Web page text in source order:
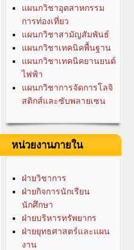
แผนกวิชาอุตสาหกรรม
การท่องเที่ยว
แผนกวิชาสามัญสัมพันธ์
แผนกวิชาเทคนิคพื้นฐาน
แผนกวิชาเทคนิคยานยนต์
ไฟฟ้า
แผนกวิชาการจัดการโลจิ
สติกส์และซับพลายเซน
หน่วยงานภายใน
ฝ่ายวิชาการ
ฝ่ายกิจการนักเรียน
นักศึกษา
ฝ่ายบริหารทรัพยากร
ฝ่ายยุทธศาสตร์และแผน
งาน